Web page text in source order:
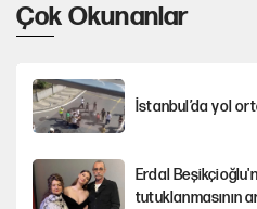
Çok Okunanlar
İstanbul’da yol
Erdal
tutuklanmasının